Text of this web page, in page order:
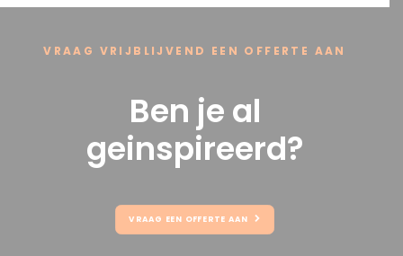
VRAAG VRIJBLIJVEND EEN OFFERTE AAN
Ben je al
geinspireerd?
VRAAG EEN OFFERTE AAN